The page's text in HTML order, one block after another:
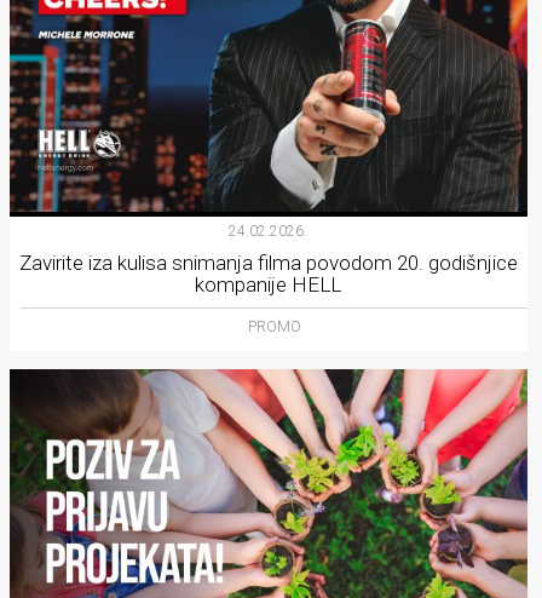
24.02.2026.
Zavirite iza kulisa snimanja filma povodom 20. godišnjice
kompanije HELL
PROMO